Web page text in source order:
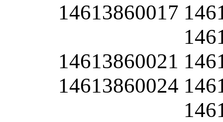
14613860017
14613860021
14613860024